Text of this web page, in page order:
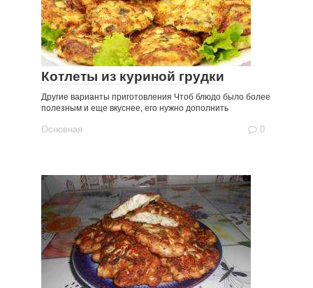
Котлеты из куриной грудки
Другие варианты приготовления Чтоб блюдо было более
полезным и еще вкуснее, его нужно дополнить
Основная 0